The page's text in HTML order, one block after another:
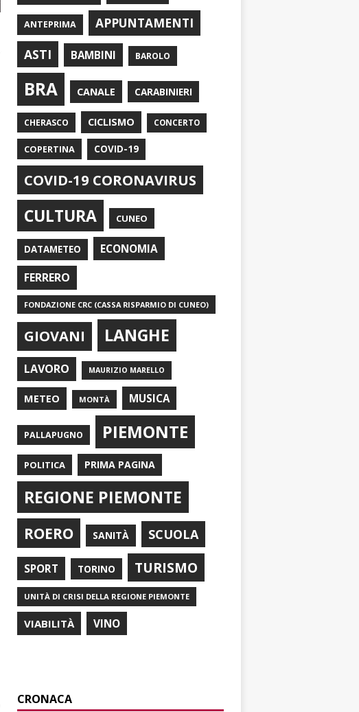
ANTEPRIMA
APPUNTAMENTI
ASTI
BAMBINI BAROLO
BRA CANALE CARABINIERI
CHERASCO CICLISMO CONCERTO
COPERTINA COVID-19
COVID-19 CORONAVIRUS
CULTURA CUNEO
DATAMETEO ECONOMIA
FERRERO
FONDAZIONE CRC (CASSA RISPARMIO DI CUNEO)
GIOVANI LANGHE
LAVORO MAURIZIO MARELLO
METEO MONTÀ MUSICA
PALLAPUGNO PIEMONTE
POLITICA PRIMA PAGINA
REGIONE PIEMONTE
ROERO SANITÀ SCUOLA
SPORT TORINO TURISMO
UNITÀ DI CRISI DELLA REGIONE PIEMONTE
VIABILITÀ VINO
CRONACA